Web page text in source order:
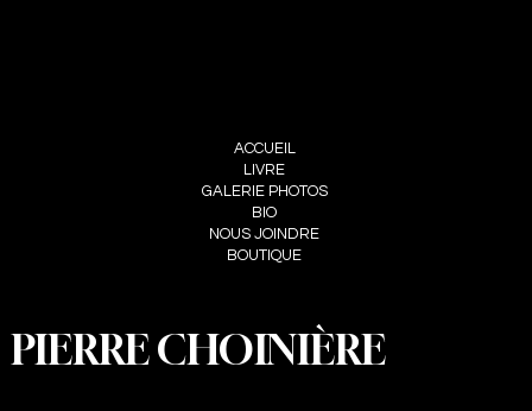
ACCUEIL
LIVRE
GALERIE PHOTOS
BIO
NOUS JOINDRE
BOUTIQUE
PIERRE CHOINIÈRE